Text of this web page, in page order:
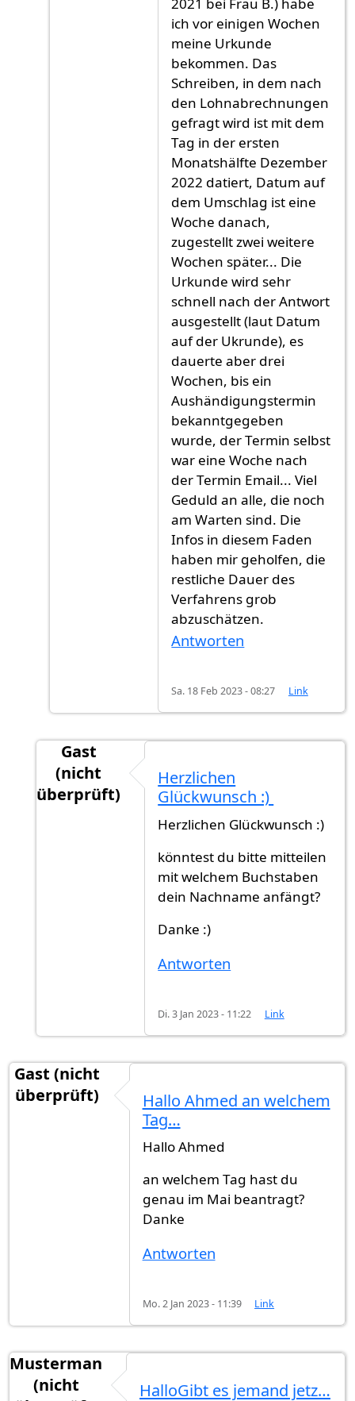
ich vor einigen Wochen
meine Urkunde
bekommen. Das
Schreiben, in dem nach
den Lohnabrechnungen
gefragt wird ist mit dem
Tag in der ersten
Monatshälfte Dezember
2022 datiert, Datum auf
dem Umschlag ist eine
Woche danach,
zugestellt zwei weitere
Wochen später... Die
Urkunde wird sehr
schnell nach der Antwort
ausgestellt (laut Datum
auf der Ukrunde), es
dauerte aber drei
Wochen, bis ein
Aushändigungstermin
bekanntgegeben
wurde, der Termin selbst
war eine Woche nach
der Termin Email... Viel
Geduld an alle, die noch
am Warten sind. Die
Infos in diesem Faden
haben mir geholfen, die
restliche Dauer des
Verfahrens grob
abzuschätzen.
Antworten
Sa. 18 Feb 2023 - 08:27 Link
Gast
(nicht
überprüft)
Herzlichen
Glückwunsch :)
Herzlichen Glückwunsch :)
könntest du bitte mitteilen
mit welchem Buchstaben
dein Nachname anfängt?
Danke :)
Antworten
Di. 3 Jan 2023 - 11:22 Link
Gast (nicht
überprüft)
Hallo Ahmed an welchem
Tag…
Hallo Ahmed
an welchem Tag hast du
genau im Mai beantragt?
Danke
Antworten
Mo. 2 Jan 2023 - 11:39 Link
Musterman
(nicht
HalloGibt es jemand jetz…